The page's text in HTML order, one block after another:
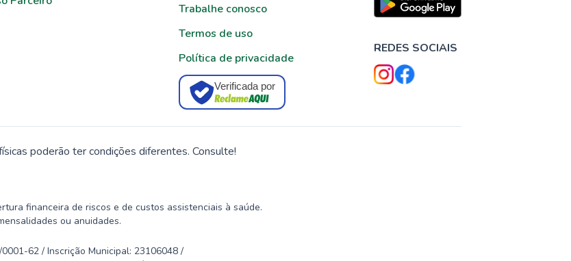
Trabalhe conosco
Termos de uso
Política de privacidade
Verificada por
REDES SOCIAIS
poderão ter condições diferentes. Consulte!
financeira de riscos e de custos assistenciais à saúde.
ou anuidades.
0001-62 / Inscrição Municipal: 23106048 /